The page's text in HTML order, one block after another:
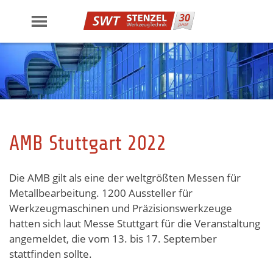
AMB Stuttgart 2022
Die AMB gilt als eine der weltgrößten Messen für
Metallbearbeitung. 1200 Aussteller für
Werkzeugmaschinen und Präzisionswerkzeuge
hatten sich laut Messe Stuttgart für die Veranstaltung
angemeldet, die vom 13. bis 17. September
stattfinden sollte.